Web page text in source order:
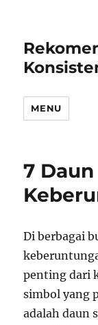
MENU
7
Di berbagai
penting dari
simbol yang
adalah daun